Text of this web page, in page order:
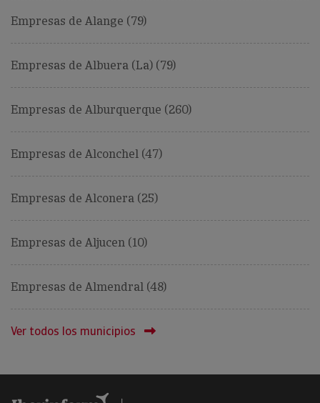
Empresas de Alange (79)
Empresas de Albuera (La) (79)
Empresas de Alburquerque (260)
Empresas de Alconchel (47)
Empresas de Alconera (25)
Empresas de Aljucen (10)
Empresas de Almendral (48)
Ver todos los municipios